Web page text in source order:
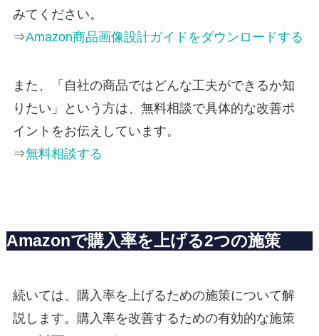
みてください。
⇒Amazon商品画像設計ガイドをダウンロードする
また、「自社の商品ではどんな工夫ができるか知
りたい」という方は、無料相談で具体的な改善ポ
イントをお伝えしています。
⇒無料相談する
Amazonで購入率を上げる2つの施策
続いては、購入率を上げるための施策について解
説します。購入率を改善するための有効的な施策